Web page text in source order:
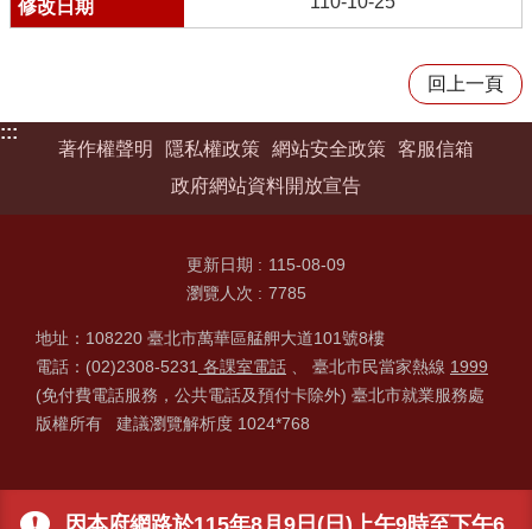
因本府網路於115年8月9日(日)上午9時至下午6
回上一頁
:::
著作權聲明
隱私權政策 網站安全政策 客服信箱
政府網站資料開放宣告
更新日期
115-08-09
瀏覽人次
7785
地址：108220 臺北市萬華區艋舺大道101號8樓
電話：(02)2308-5231 各課室電話 、 臺北市民當家熱線 1999
(免付費電話服務，公共電話及預付卡除外) 臺北市就業服務處
版權所有 建議瀏覽解析度 1024*768